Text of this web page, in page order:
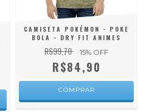
CAMISETA POKÉMON - POKE
BOLA - DRY FIT ANIMES
R$99,70 15% OFF
R$84,90
COMPRAR